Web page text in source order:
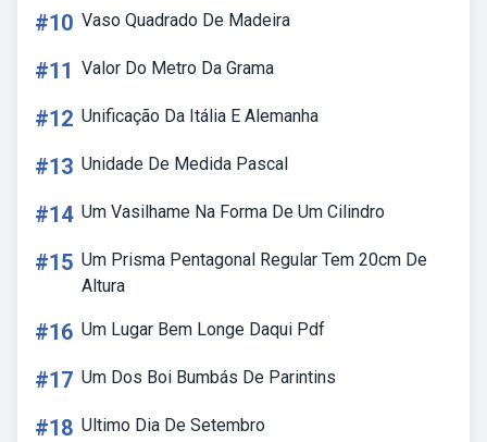
#10 Vaso Quadrado De Madeira
#11 Valor Do Metro Da Grama
#12 Unificação Da Itália E Alemanha
#13 Unidade De Medida Pascal
#14 Um Vasilhame Na Forma De Um Cilindro
#15 Um Prisma Pentagonal Regular Tem 20cm De
Altura
#16 Um Lugar Bem Longe Daqui Pdf
#17 Um Dos Boi Bumbás De Parintins
#18 Ultimo Dia De Setembro